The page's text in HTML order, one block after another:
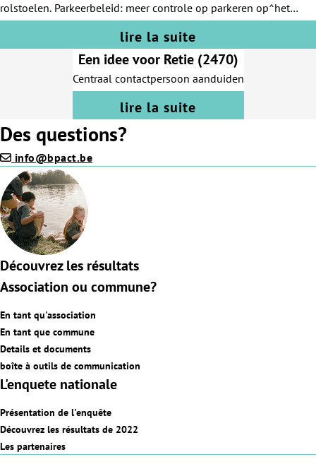
rolstoelen. Parkeerbeleid: meer controle op parkeren op^het
voetpad. Controle op de toepassing van de 30 km en fietszone
lire la suite
Een idee voor Retie (2470)
Centraal contactpersoon aanduiden
lire la suite
Des questions?
info@bpact.be
Découvrez les résultats
Association ou commune?
En tant qu'association
En tant que commune
Details et documents
boîte à outils de communication
L'enquete nationale
Présentation de l'enquête
Découvrez les résultats de 2022
Les partenaires